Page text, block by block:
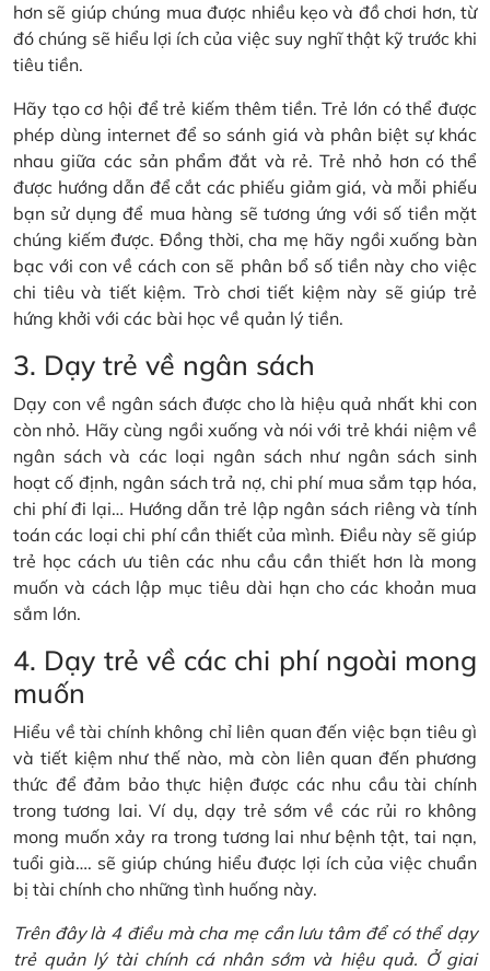
hơn sẽ giúp chúng mua được nhiều kẹo và đồ chơi hơn, từ
đó chúng sẽ hiểu lợi ích của việc suy nghĩ thật kỹ trước khi
tiêu tiền.
Hãy tạo cơ hội để trẻ kiếm thêm tiền. Trẻ lớn có thể được
phép dùng internet để so sánh giá và phân biệt sự khác
nhau giữa các sản phẩm đắt và rẻ. Trẻ nhỏ hơn có thể
được hướng dẫn để cắt các phiếu giảm giá, và mỗi phiếu
bạn sử dụng để mua hàng sẽ tương ứng với số tiền mặt
chúng kiếm được. Đồng thời, cha mẹ hãy ngồi xuống bàn
bạc với con về cách con sẽ phân bổ số tiền này cho việc
chi tiêu và tiết kiệm. Trò chơi tiết kiệm này sẽ giúp trẻ
hứng khởi với các bài học về quản lý tiền.
3. Dạy trẻ về ngân sách
Dạy con về ngân sách được cho là hiệu quả nhất khi con
còn nhỏ. Hãy cùng ngồi xuống và nói với trẻ khái niệm về
ngân sách và các loại ngân sách như ngân sách sinh
hoạt cố định, ngân sách trả nợ, chi phí mua sắm tạp hóa,
chi phí đi lại… Hướng dẫn trẻ lập ngân sách riêng và tính
toán các loại chi phí cần thiết của mình. Điều này sẽ giúp
trẻ học cách ưu tiên các nhu cầu cần thiết hơn là mong
muốn và cách lập mục tiêu dài hạn cho các khoản mua
sắm lớn.
4. Dạy trẻ về các chi phí ngoài mong
muốn
Hiểu về tài chính không chỉ liên quan đến việc bạn tiêu gì
và tiết kiệm như thế nào, mà còn liên quan đến phương
thức để đảm bảo thực hiện được các nhu cầu tài chính
trong tương lai. Ví dụ, dạy trẻ sớm về các rủi ro không
mong muốn xảy ra trong tương lai như bệnh tật, tai nạn,
tuổi già…. sẽ giúp chúng hiểu được lợi ích của việc chuẩn
bị tài chính cho những tình huống này.
Trên đây là 4 điều mà cha mẹ cần lưu tâm để có thể dạy
trẻ quản lý tài chính cá nhân sớm và hiệu quả. Ở giai